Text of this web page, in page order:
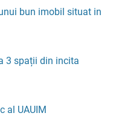
bun imobil situat in
3 spații din incita
al UAUIM